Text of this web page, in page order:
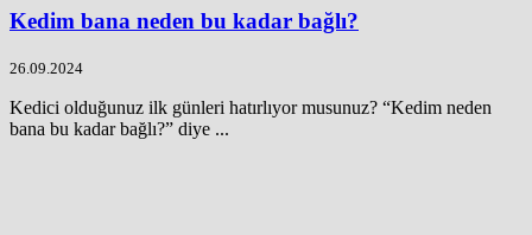
Kedim bana neden bu kadar bağlı?
26.09.2024
Kedici olduğunuz ilk günleri hatırlıyor musunuz? “Kedim neden
bana bu kadar bağlı?” diye ...